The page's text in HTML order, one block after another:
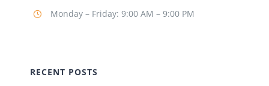
Monday – Friday: 9:00 AM – 9:00 PM
RECENT POSTS